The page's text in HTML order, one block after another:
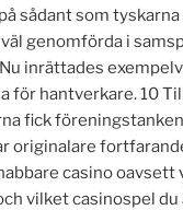
sådant som tyskarna
genomförda i
inrättades
för hantverkare. 10
fick
originalare
casino oavsett
vilket casinospel